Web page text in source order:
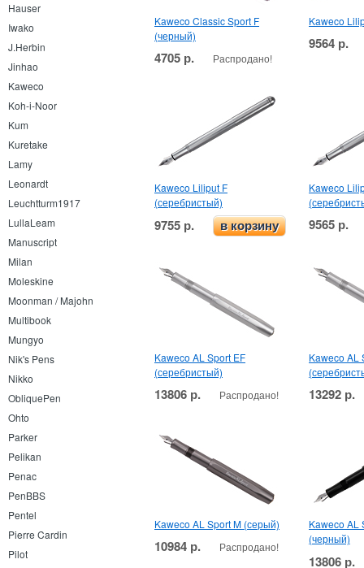
Hauser
Iwako
J.Herbin
Jinhao
Kaweco
Koh-i-Noor
Kum
Kuretake
Lamy
Leonardt
Leuchtturm1917
LullaLeam
Manuscript
Milan
Moleskine
Moonman / Majohn
Multibook
Mungyo
Nik's Pens
Nikko
ObliquePen
Ohto
Parker
Pelikan
Penac
PenBBS
Pentel
Pierre Cardin
Pilot
Kaweco Classic Sport F
(черный)
4705 р. Распродано!
Kaweco
9564 р.
Kaweco Liliput F
(серебристый)
9755 р. в корзину
Kaweco
9565 р.
Kaweco AL Sport EF
(серебристый)
13806 р. Распродано!
Kaweco AL
13292 р.
Kaweco AL Sport M (серый)
10984 р. Распродано!
Kaweco AL
(черный)
13806 р.